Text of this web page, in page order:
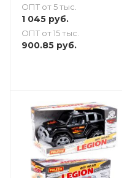
ОПТ от 5 тыс.
1 045 руб.
ОПТ от 15 тыс.
900.85 руб.